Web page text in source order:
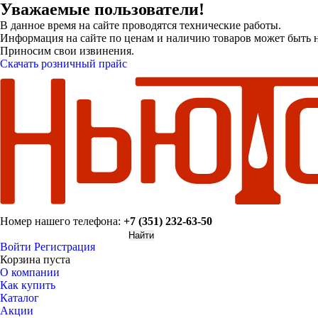
Уважаемые пользователи!
В данное время на сайте проводятся технические работы.
Информация на сайте по ценам и наличию товаров может быть
Приносим свои извинения.
Скачать розничный прайс
Номер нашего телефона: +7 (351) 232-63-50
Войти Регистрация
Корзина пуста
О компании
Как купить
Каталог
Акции